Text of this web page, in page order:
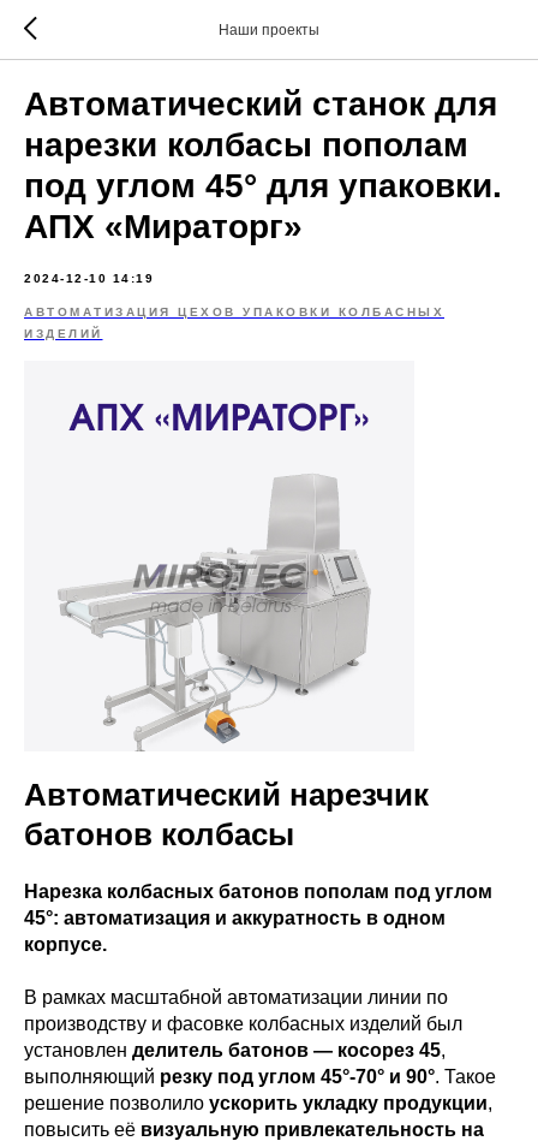
Наши проекты
Автоматический станок для
нарезки колбасы пополам
под углом 45° для упаковки.
АПХ «Мираторг»
2024-12-10 14:19
АВТОМАТИЗАЦИЯ ЦЕХОВ УПАКОВКИ КОЛБАСНЫХ
ИЗДЕЛИЙ
Автоматический нарезчик
батонов колбасы
Нарезка колбасных батонов пополам под углом
45°: автоматизация и аккуратность в одном
корпусе.
В рамках масштабной автоматизации линии по
производству и фасовке колбасных изделий был
установлен делитель батонов — косорез 45,
выполняющий резку под углом 45°-70° и 90°. Такое
решение позволило ускорить укладку продукции,
повысить её визуальную привлекательность на